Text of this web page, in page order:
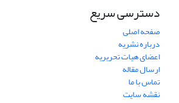
دسترسی سریع
صفحه اصلی
درباره نشریه
اعضای هیات تحریریه
ارسال مقاله
تماس با ما
نقشه سایت